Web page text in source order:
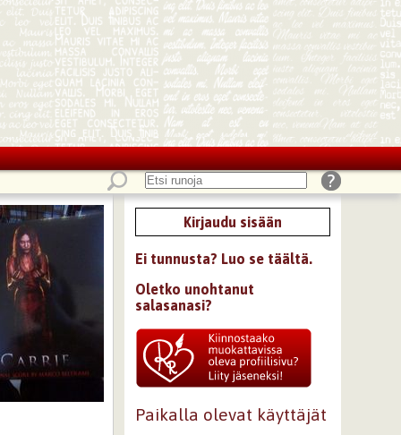
Kirjaudu sisään
Ei tunnusta? Luo se täältä.
Oletko unohtanut
salasanasi?
Paikalla olevat käyttäjät